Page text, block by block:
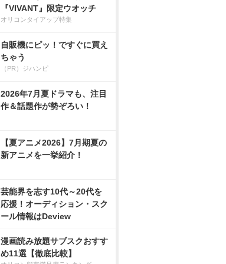
『VIVANT』限定ウオッチ
オリコンタイアップ特集
自販機にピッ！ですぐに買え
ちゃう
（PR）ジハンピ
2026年7月夏ドラマも、注目
作＆話題作が勢ぞろい！
【夏アニメ2026】7月期夏の
新アニメを一挙紹介！
芸能界を志す10代～20代を
応援！オーディション・スク
ール情報はDeview
漫画読み放題サブスクおすす
め11選【徹底比較】